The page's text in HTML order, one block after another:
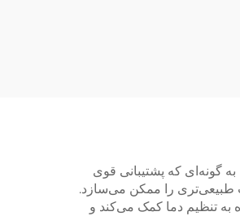
گونه‌ای که پشتیبانی قوی
طبیعی‌تری را ممکن می‌سازد.
به تنظیم دما کمک می‌کند و